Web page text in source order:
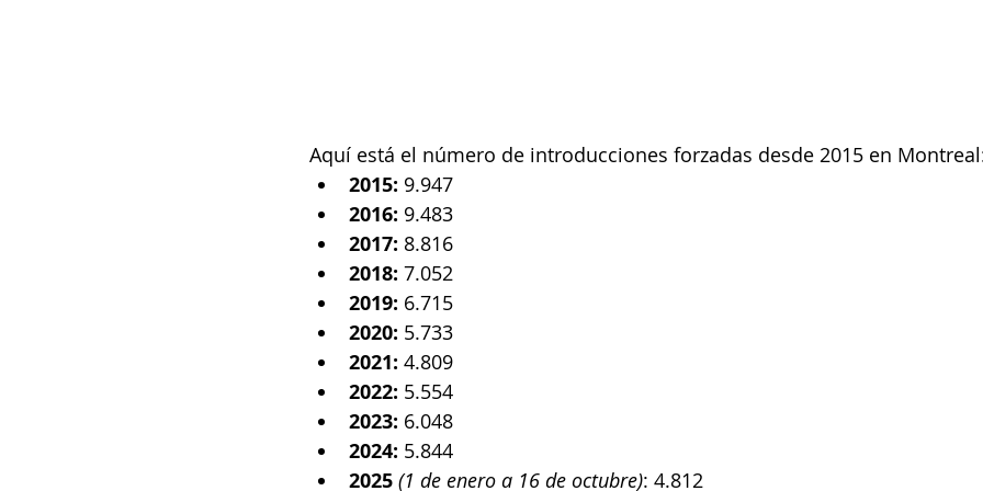
Aquí está el número de introducciones forzadas desde 2015 en
2015: 9.947
2016: 9.483
2017: 8.816
2018: 7.052
2019: 6.715
2020: 5.733
2021: 4.809
2022: 5.554
2023: 6.048
2024: 5.844
2025 (1 de enero a 16 de octubre): 4.812